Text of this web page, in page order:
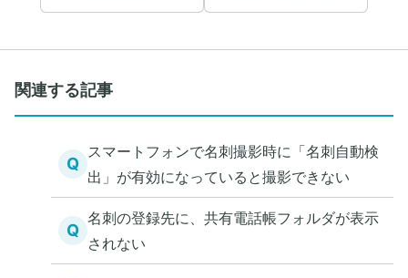
関連する記事
Q
スマートフォンで名刺撮影時に「名刺自動検
出」が有効になっていると撮影できない
Q
名刺の登録先に、共有電話帳フォルダが表示
されない